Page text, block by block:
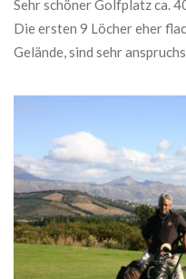
Sehr schöner Golfplatz ca.
Die ersten 9 Löcher eher
Gelände, sind sehr